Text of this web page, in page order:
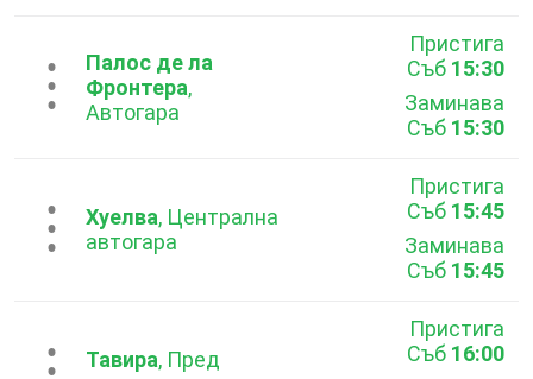
...Палос де ла
Фронтера,
Автогара
Пристига
Съб 15:30
Заминава
Съб 15:30
...Хуелва, Централна
автогара
Пристига
Съб 15:45
Заминава
Съб 15:45
Тавира, Пред
Пристига
Съб 16:00